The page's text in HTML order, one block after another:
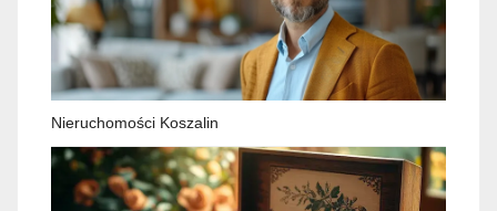
Nieruchomości Koszalin